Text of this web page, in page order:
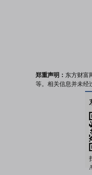
郑重声明： 东方财富
等。相关信息并未经